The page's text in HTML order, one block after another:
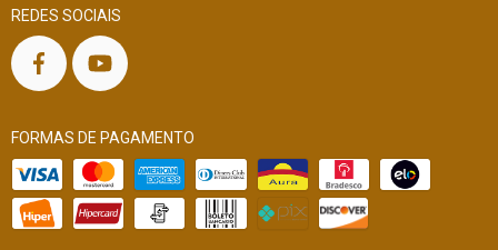
REDES SOCIAIS
FORMAS DE PAGAMENTO